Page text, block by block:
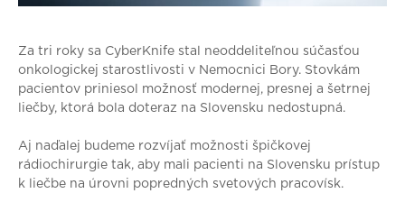
Za tri roky sa CyberKnife stal neoddeliteľnou súčasťou
onkologickej starostlivosti v Nemocnici Bory. Stovkám
pacientov priniesol možnosť modernej, presnej a šetrnej
liečby, ktorá bola doteraz na Slovensku nedostupná.
Aj naďalej budeme rozvíjať možnosti špičkovej
rádiochirurgie tak, aby mali pacienti na Slovensku prístup
k liečbe na úrovni popredných svetových pracovísk.